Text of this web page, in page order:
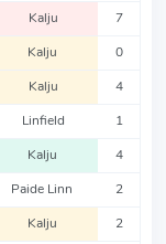
Kalju 7
Kalju 0
Kalju 4
Linfield 1
Kalju 4
Paide Linn 2
Kalju 2